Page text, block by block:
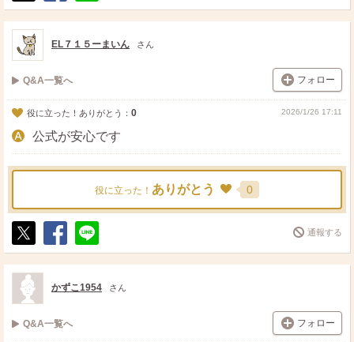
ポ
ス
ト
シ
ェ
送
る
EL７１５ーまいん さん
Q&A一覧へ フォロー
役に立った！ありがとう： 0 2026/1/26 17:11
公式が安心です
役に立った！ ありがとう 0
ポ
ス
ト
シ
ェ
送
る
通報する
かずこ1954 さん
Q&A一覧へ フォロー